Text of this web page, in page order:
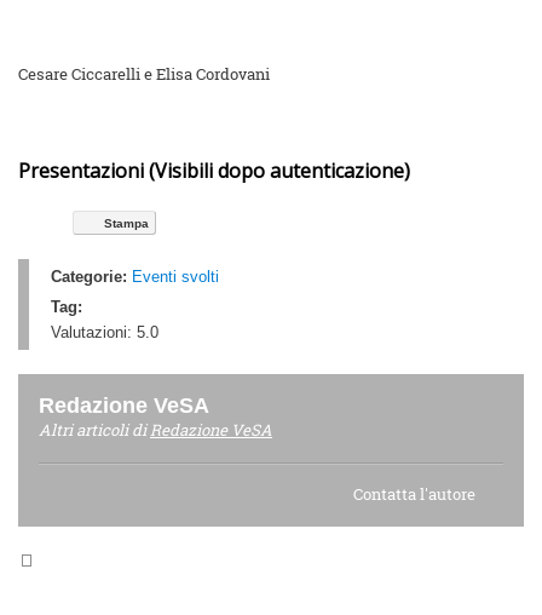
Cesare Ciccarelli e Elisa Cordovani
Presentazioni (Visibili dopo autenticazione)
Stampa
Categorie: Eventi svolti
Tag:
Valutazioni: 5.0
Redazione VeSA
Altri articoli diRedazione VeSA
Contatta l'autore